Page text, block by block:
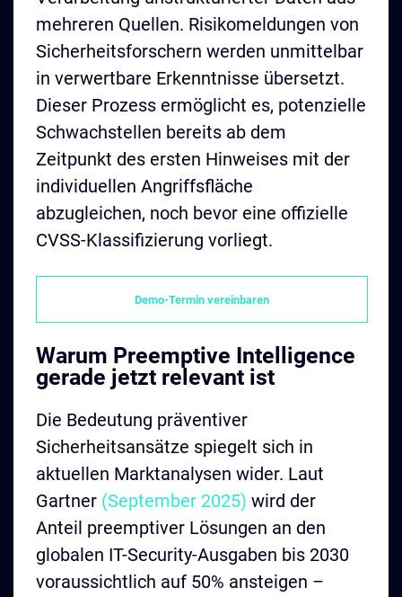
mehreren Quellen. Risikomeldungen von
Sicherheitsforschern werden unmittelbar
in verwertbare Erkenntnisse übersetzt.
Dieser Prozess ermöglicht es, potenzielle
Schwachstellen bereits ab dem
Zeitpunkt des ersten Hinweises mit der
individuellen Angriffsfläche
abzugleichen, noch bevor eine offizielle
CVSS-Klassifizierung vorliegt.
Demo-Termin vereinbaren
Warum Preemptive Intelligence
gerade jetzt relevant ist
Die Bedeutung präventiver
Sicherheitsansätze spiegelt sich in
aktuellen Marktanalysen wider. Laut
Gartner (September 2025) wird der
Anteil preemptiver Lösungen an den
globalen IT-Security-Ausgaben bis 2030
voraussichtlich auf 50% ansteigen –